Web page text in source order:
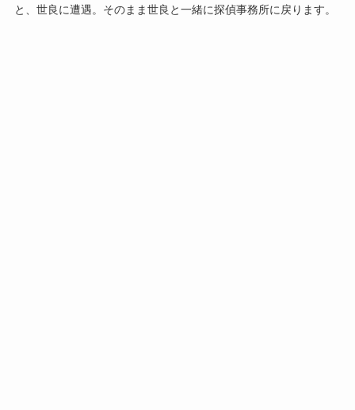
と、世良に遭遇。そのまま世良と一緒に探偵事務所に戻ります。